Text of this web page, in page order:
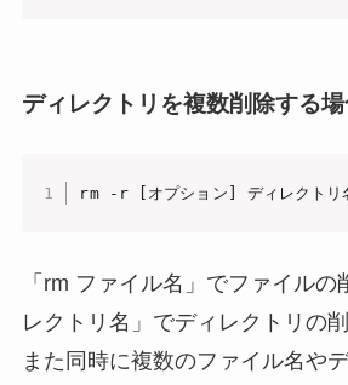
ディレクトリを複数削除する
rm -r [オプション] ディレクトリ
「rm ファイル名」 でファイルの
レクトリ名」 でディレクトリの
また同時に複数のファイル名や